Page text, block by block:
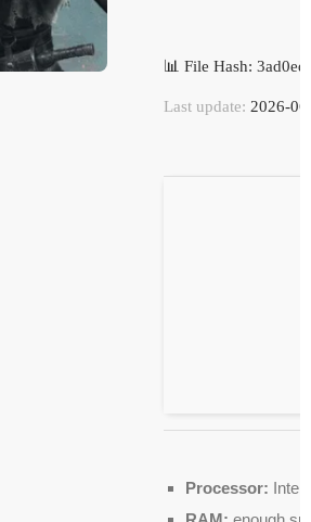
📊 File Hash:
Last update: 2026-
Processor: Intel